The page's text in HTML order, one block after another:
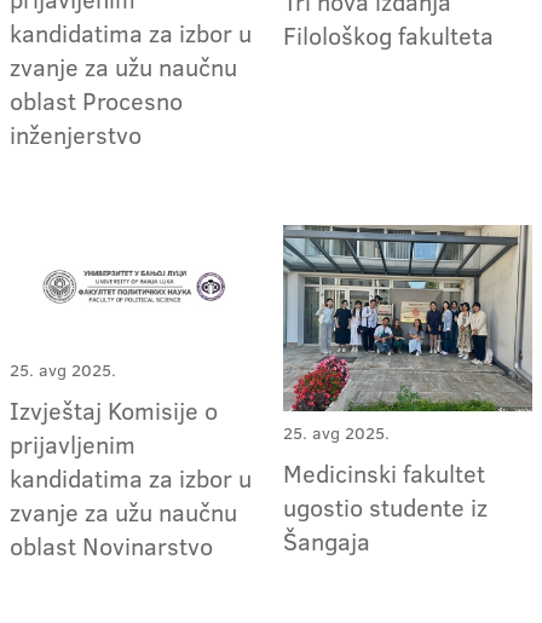
kandidatima za izbor u
zvanje za užu naučnu
oblast Procesno
inženjerstvo
Filološkog fakulteta
25. avg 2025.
Izvještaj Komisije o
prijavljenim
kandidatima za izbor u
zvanje za užu naučnu
oblast Novinarstvo
25. avg 2025.
Medicinski fakultet
ugostio studente iz
Šangaja